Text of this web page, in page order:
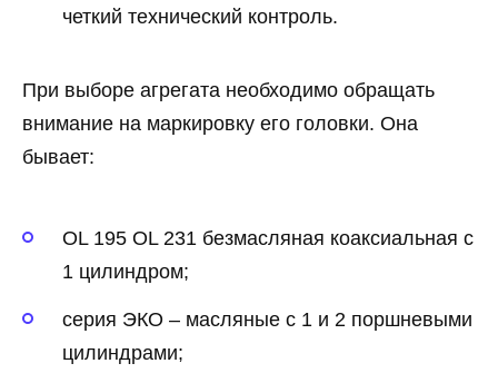
четкий технический контроль.
При выборе агрегата необходимо обращать
внимание на маркировку его головки. Она
бывает:
OL 195 OL 231 безмасляная коаксиальная с
1 цилиндром;
серия ЭКО – масляные с 1 и 2 поршневыми
цилиндрами;